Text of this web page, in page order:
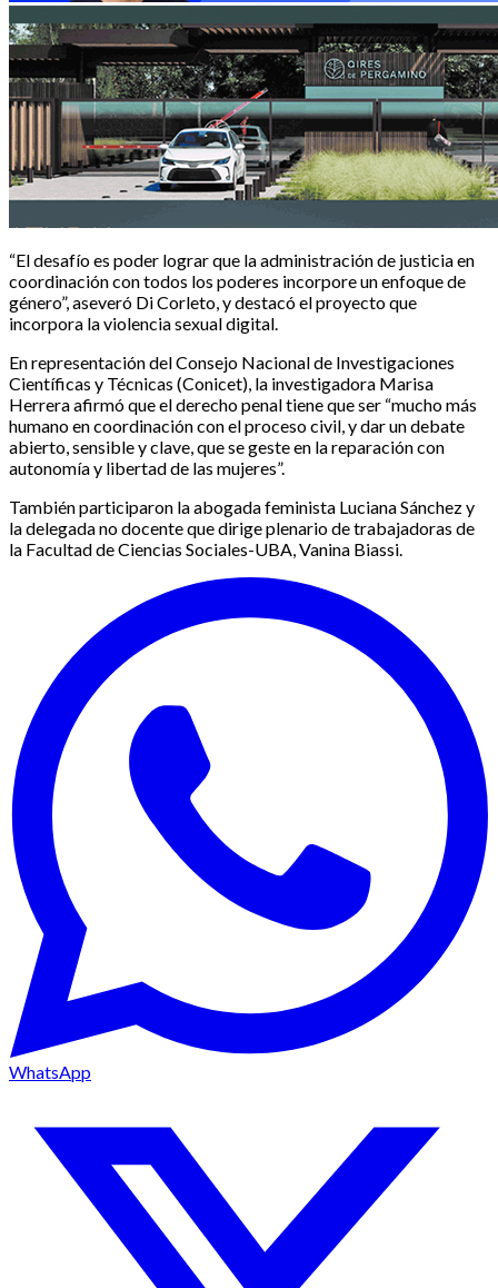
“El desafío es poder lograr que la administración de justicia en
coordinación con todos los poderes incorpore un enfoque de
género”, aseveró Di Corleto, y destacó el proyecto que
incorpora la violencia sexual digital.
En representación del Consejo Nacional de Investigaciones
Científicas y Técnicas (Conicet), la investigadora Marisa
Herrera afirmó que el derecho penal tiene que ser “mucho más
humano en coordinación con el proceso civil, y dar un debate
abierto, sensible y clave, que se geste en la reparación con
autonomía y libertad de las mujeres”.
También participaron la abogada feminista Luciana Sánchez y
la delegada no docente que dirige plenario de trabajadoras de
la Facultad de Ciencias Sociales-UBA, Vanina Biassi.
WhatsApp